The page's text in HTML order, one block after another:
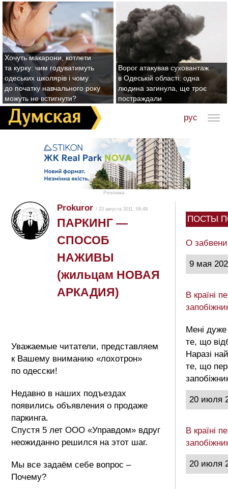
Хочуть макарони, котлети
та курку: чим годуватимуть
одеських школярів і чому
до початку навчального року
можуть не встигнути?
Ворог атакував суховантаж
в Одеській області: одна
людина загинула, ще троє
постраждали
рус
Реклама
Prokuror / 23 августа 2011, 08:49
ПАРКИНГ —
СПОСОБ
НАЖИВЫ
(жильцам НОВАЯ
АРКАДИЯ)
Уважаемые читатели, представляем
к Вашему вниманию «лохотрон»
по одесски!
Недавно в наших подъездах
появились объявления о продаже
паркинга.
Спустя 5 лет ООО «Управдом» вдруг
неожиданно решился на этот шаг.
Мы все задаём себе вопрос –
Почему?
ПОСТЫ
О
9 мая
В країні
Мені
те, що
Наразі
те, що
20 июля
В країні
20 июля